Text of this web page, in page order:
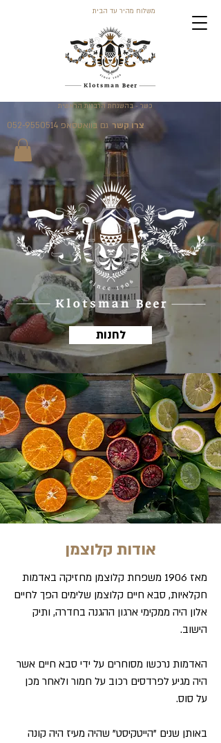
משלוח מהיר עד הבית
כשר - בהשגחת הרבנות הראשית
צרו קשר גם בוואטסאפ 052-9550514
לחנות
אודות קלוצמן
מאז 1906 משפחת קלוצמן מחזיקה באדמות
חקלאיות, סבא חיים קלוצמן שלימים הפך לחיים
אלון היה ממקימי ארגון ההגנה בחדרה, ותיק
הישוב.
האדמות נרכשו מסוחרים על ידי סבא חיים אשר
היה מגיע לפרדסים רכוב על חמור ולאחר מכן
על סוס.
באותן שנים "הייטקיסט" שהיה מעיז היה קונה